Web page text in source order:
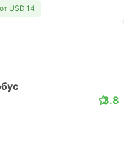
USD 14
3.8